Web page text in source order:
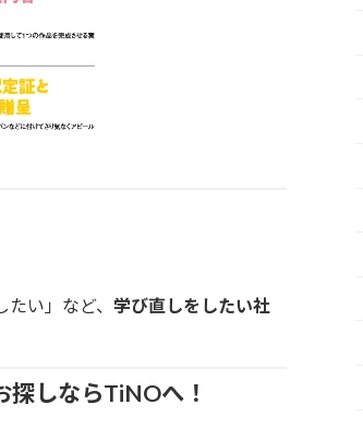
い」など、 学び直しをしたい社
探しならTiNOへ！